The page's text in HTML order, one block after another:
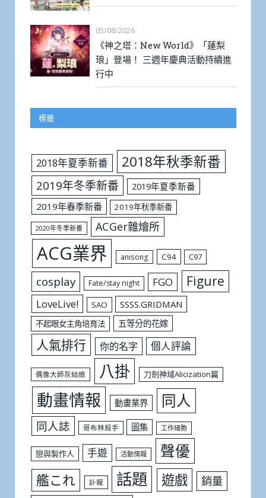
05/08/2026
《神之塔：New World》「蓮梨
琅」登場！ 三週年慶典活動持續進
行中
標籤
2018年夏季新番 2018年秋季新番
2019年冬季新番
2019年夏季新番
2019年春季新番
2019年秋季新番
2020年冬季新番 ACGer雜燴所
ACG業界 anisong C94 C97
cosplay Fate/stay night FGO Figure
LoveLive! SAO SSSS.GRIDMAN
不起眼女主角培育法 五等分的花嫁
人氣排行 你的名字 個人評論
偶像大師灰姑娘 八掛 刀劍神域Alicization篇
動畫情報 動畫業界 同人
同人誌 哥布林殺手 圖集 工作細胞
戀與製作人 手遊 活動情報 聲優
艦これ 訃報 話題 遊戲 銷量